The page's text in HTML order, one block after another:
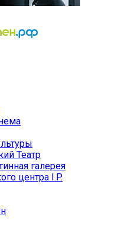
Театр
галерея
центра I.P.